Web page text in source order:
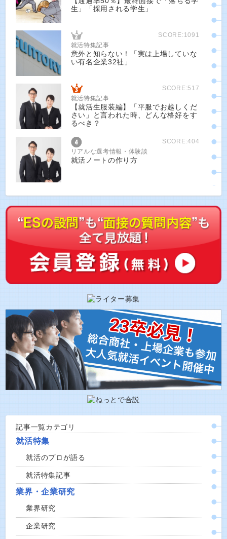
生」「採用される学生」
SCORE:1091
就活特集記事
意外と知らない！「実は上場していな
い有名企業32社」
SCORE:517
就活特集記事
【就活生服装編】「平服でお越しくだ
さい」と言われた時、どんな格好をす
るべき？
SCORE:404
リアルな選考情報・体験談
就活ノートの作り方
記事一覧カテゴリ
就活特集
就活のプロが語る
就活特集記事
業界・企業研究
業界研究
企業研究